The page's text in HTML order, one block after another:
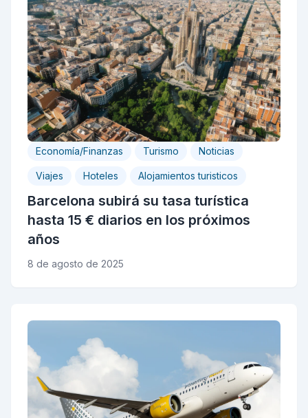
Economía/Finanzas Turismo Noticias
Viajes Hoteles Alojamientos turisticos
Barcelona subirá su tasa turística
hasta 15 € diarios en los próximos
años
8 de agosto de 2025